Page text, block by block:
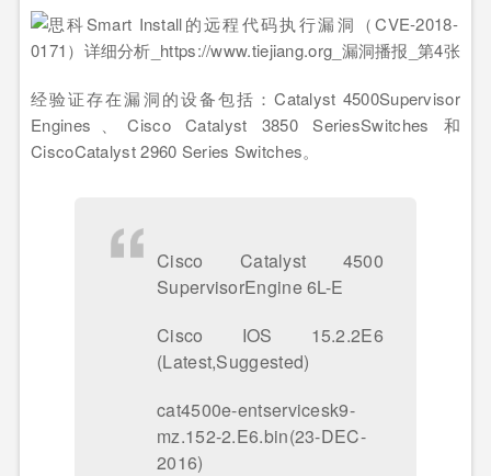
经验证存在漏洞的设备包括：Catalyst 4500Supervisor
Engines、Cisco Catalyst 3850 SeriesSwitches 和
CiscoCatalyst 2960 Series Switches。
Cisco Catalyst 4500
SupervisorEngine 6L-E
Cisco IOS 15.2.2E6
(Latest,Suggested)
cat4500e-entservicesk9-
mz.152-2.E6.bin(23-DEC-
2016)